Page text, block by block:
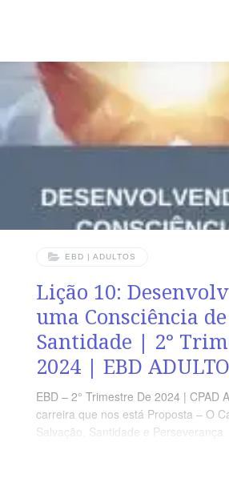
preparado para o diabo e seus anjos.”
VERDADE PRÁTICA O Inferno é um
agonia e desespero. Sua realidade é
ao longo de nossa jornada. LEITURA
EBD | ADULTOS
Lição 10:
uma Consciência de
Santidade | 2°
2024 | EBD
EBD – 2° Trimestre De 2024 | CPAD
carreira que nos está Proposta – O
Salvação, Santidade e Perseverança